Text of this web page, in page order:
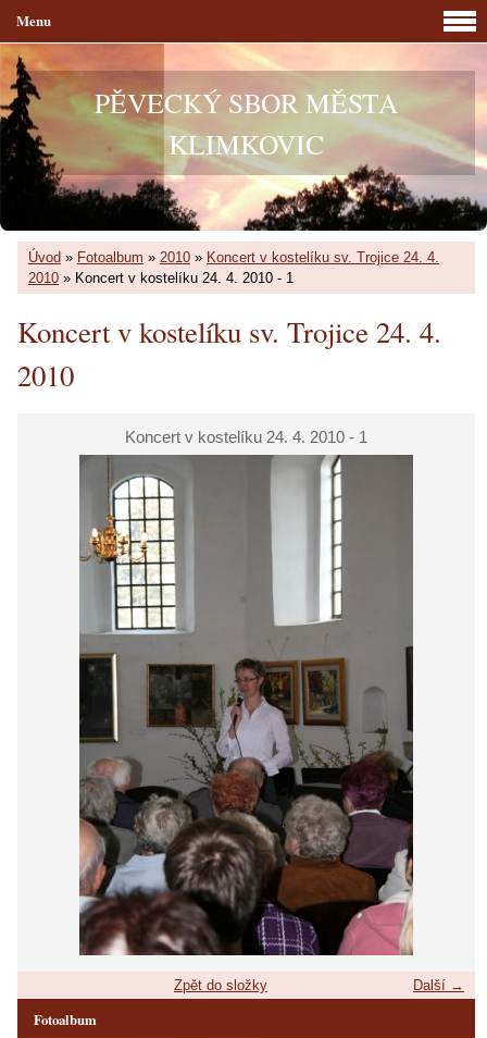
PĚVECKÝ SBOR MĚSTA
KLIMKOVIC
Úvod » Fotoalbum » 2010 » Koncert v kostelíku sv. Trojice 24. 4.
2010 » Koncert v kostelíku 24. 4. 2010 - 1
Koncert v kostelíku sv. Trojice 24. 4.
2010
Koncert v kostelíku 24. 4. 2010 - 1
Další →
Zpět do složky
Menu
Fotoalbum